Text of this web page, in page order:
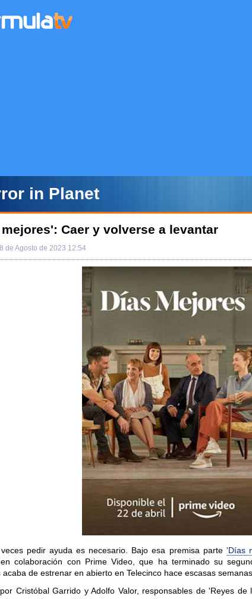
in Planet
Caer y volverse a levantar
de Agosto de 2023 12:54
pedir ayuda es necesario. Bajo esa premisa parte 'Días
colaboración con Prime Video, que ha terminado su
acaba de estrenar en abierto en Telecinco hace escasas semanas.
Cristóbal Garrido y Adolfo Valor, responsables de 'Reyes